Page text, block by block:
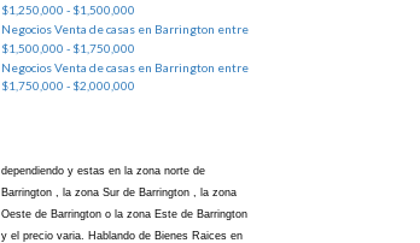
$1,250,000 - $1,500,000
Negocios Venta de casas en Barrington entre
$1,500,000 - $1,750,000
Negocios Venta de casas en Barrington entre
$1,750,000 - $2,000,000
dependiendo y estas en la zona norte de
Barrington , la zona Sur de Barrington , la zona
Oeste de Barrington o la zona Este de Barrington
y el precio varia. Hablando de Bienes Raices en